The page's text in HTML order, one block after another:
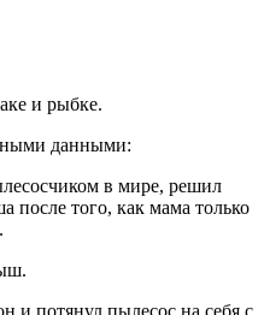
и рыбке.
данными:
в мире, решил
после того, как мама только